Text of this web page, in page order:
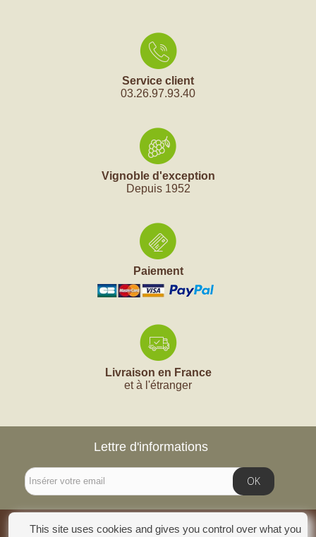
Service client
03.26.97.93.40
Vignoble d'exception
Depuis 1952
Paiement
Livraison en France
et à l'étranger
Lettre d'informations
OK
INFORMATIONS
This site uses cookies and gives you control over what you